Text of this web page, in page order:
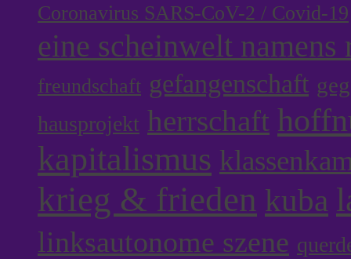
Coronavirus SARS-CoV-2 / Covid-19
eine scheinwelt namens
freundschaft gefangenschaft
hausprojekt herrschaft
kapitalismus
krieg & frieden kuba
linksautonome szene